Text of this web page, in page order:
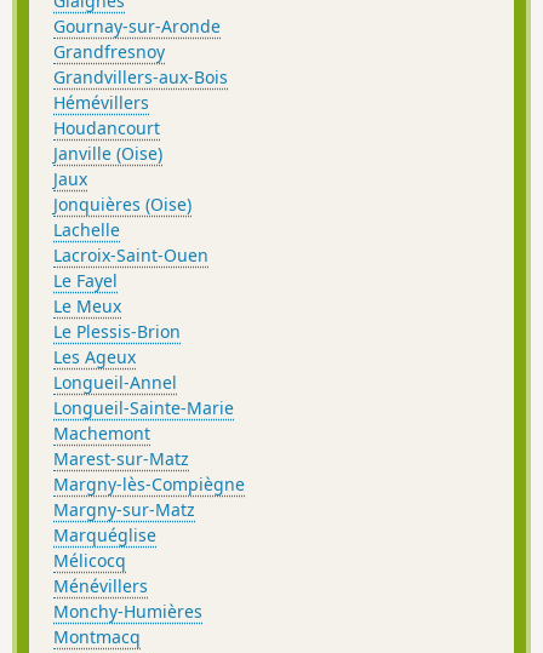
Gournay-sur-Aronde
Grandfresnoy
Grandvillers-aux-Bois
Hémévillers
Houdancourt
Janville (Oise)
Jaux
Jonquières (Oise)
Lachelle
Lacroix-Saint-Ouen
Le Fayel
Le Meux
Le Plessis-Brion
Les Ageux
Longueil-Annel
Longueil-Sainte-Marie
Machemont
Marest-sur-Matz
Margny-lès-Compiègne
Margny-sur-Matz
Marquéglise
Mélicocq
Ménévillers
Monchy-Humières
Montmacq